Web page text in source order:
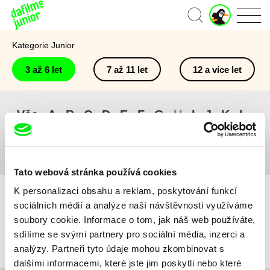
Tato webová stránka používá cookies
K personalizaci obsahu a reklam, poskytování funkcí
sociálních médií a analýze naší návštěvnosti využíváme
soubory cookie. Informace o tom, jak náš web používáte,
sdílíme se svými partnery pro sociální média, inzerci a
analýzy. Partneři tyto údaje mohou zkombinovat s
dalšími informacemi, které jste jim poskytli nebo které
Domů
J
u
o
r
ú
Kategorie Junior
3 až 6 let 7 až 11 let 12 a více let
Vše A B C D E F G H I J K
L
M
W X
Y
Z
#
Pro vybraná kritéria nebyl v katalogu nalezen žádný film.